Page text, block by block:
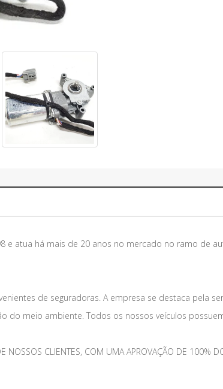
e atua há mais de 20 anos no mercado no ramo de
de seguradoras. A empresa se destaca pela
do meio ambiente. Todos os nossos veículos
NOSSOS CLIENTES, COM UMA APROVAÇÃO DE 100%